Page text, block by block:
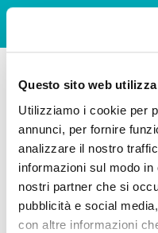
Questo sito web
Utilizziamo i cookie per
annunci, per fornire
analizzare il nostro
informazioni sul modo
nostri partner che si
pubblicità e social
con altre informazioni